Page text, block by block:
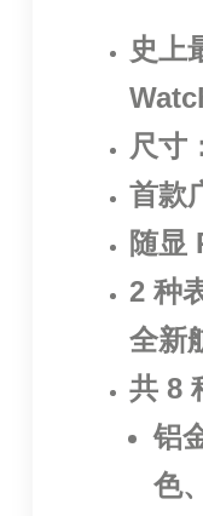
史上
尺寸
首款
随显
2 种
全新
共 8
铝
色